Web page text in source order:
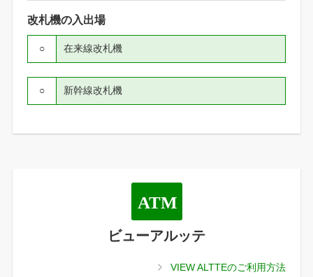
改札機の入出場
在来線改札機
○
新幹線改札機
○
ビューアルッテ
VIEW ALTTEのご利用方法